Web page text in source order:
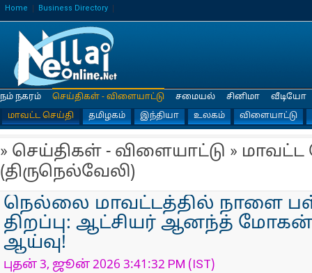
Home Business Directory
நம் நகரம்
செய்திகள் - விளையாட்டு
மாவட்ட செய்தி
தமிழகம் இந்தியா உலகம் விளையாட்டு
சமையல் சினிமா வீடியோ
» செய்திகள் - விளையாட்டு » மாவட்ட
(திருநெல்வேலி)
நெல்லை மாவட்டத்தில் நாளை
திறப்பு: ஆட்சியர் ஆனந்த் மோகன்
ஆய்வு!
புதன் 3, ஜூன் 2026 3:41:32 PM (IST)